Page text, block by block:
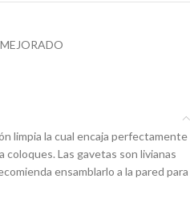
limpia la cual encaja perfectamente
Las gavetas son livianas
ensamblarlo a la pared para